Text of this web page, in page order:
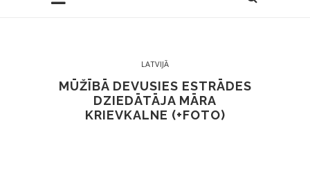
LATVIJĀ
MŪŽĪBĀ DEVUSIES ESTRĀDES
DZIEDĀTĀJA MĀRA
KRIEVKALNE (+FOTO)